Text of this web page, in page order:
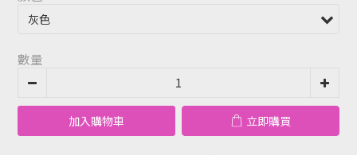
數量
加入購物車 立即購買